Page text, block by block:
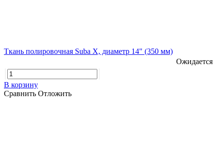
Ткань полировочная Suba X, диаметр 14" (350 мм)
Ожидается
В корзину
Сравнить Отложить